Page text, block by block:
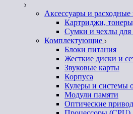
Аксессуары и
Картриджи,
Сумки и чехлы для
Комплектующие
Блоки питания
Жесткие диски и
Звуковые карты
Корпуса
Кулеры и системы
Модули памяти
Оптические